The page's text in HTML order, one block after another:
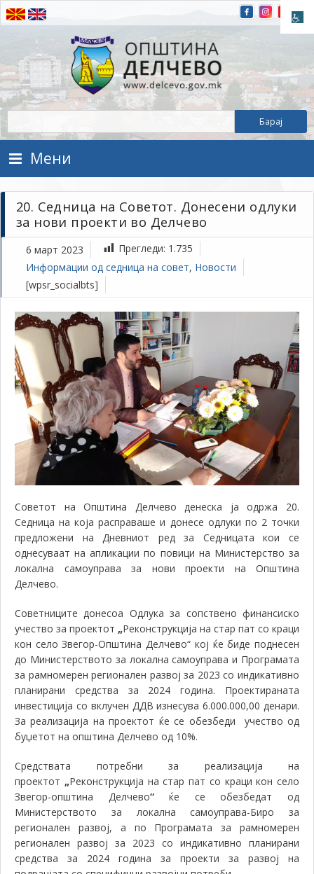
Прескокнете на содржината
Општина Делчево
Општина Делчево
Мени
20. Седница на Советот. Донесени одлуки
за нови проекти во Делчево
6 март 2023 Прегледи: 1.735
Информации од седница на совет, Новости
[wpsr_socialbts]
Советот на Општина Делчево денеска ја одржа 20.
Седница на која расправаше и донесе одлуки по 2 точки
предложени на Дневниот ред за Седницата кои се
однесуваат на апликации по повици на Министерство за
локална самоуправа за нови проекти на Општина
Делчево.
Советниците донесоа Одлука за сопствено финансиско
учество за проектот „Реконструкција на стар пат со краци
кон село Звегор-Општина Делчево“ кој ќе биде поднесен
до Министерството за локална самоуправа и Програмата
зa рамномерен регионален развој за 2023 со индикативно
планирани средства за 2024 година. Проектираната
инвестиција со вклучен ДДВ изнесува 6.000.000,00 денари.
За реализација на проектот ќе се обезбеди учество од
буџетот на општина Делчево од 10%.
Средствата потребни за реализација на
проектот „Реконструкција на стар пат со краци кон село
Звегор-општина Делчево“ќе се обезбедат од
Министерството за локална самоуправа-Биро за
регионален развој, а по Програмата зa
рамномерен
регионален развој за 2023 со индикативно планирани
средства за 2024 година за проекти за развој на